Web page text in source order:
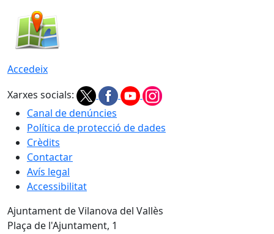
Accedeix
Xarxes socials:
Canal de denúncies
Política de protecció de dades
Crèdits
Contactar
Avís legal
Accessibilitat
Ajuntament de Vilanova del Vallès
Plaça de l'Ajuntament, 1